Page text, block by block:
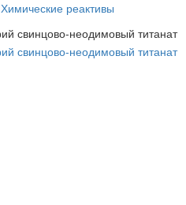
Химические реактивы